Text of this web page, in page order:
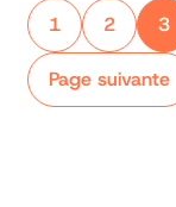
1 2 3
Page suivante